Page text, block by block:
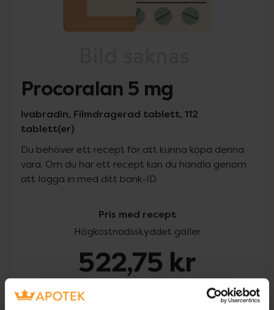
Procoralan 5 mg
Ivabradin, Filmdragerad tablett, 112
tablett(er)
Du behöver ett recept för att kunna köpa denna
vara. Om du har ett recept kan du handla genom
att logga in med ditt bank-ID.
Pris med recept
Högkostnadsskyddet gäller
522,75 kr